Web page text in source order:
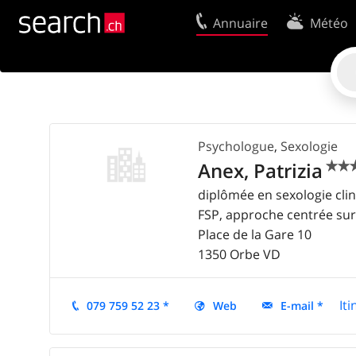
Annuaire Météo
Psychologue, Sexologie
Anex, Patrizia
diplômée en sexologie
FSP, approche centrée
Place de la Gare 10
1350 OrbeVD
079 759 52 23 * Web E-mail *
Votre inscription
Utilisation
Contact
Conditions
Protection
Politique en